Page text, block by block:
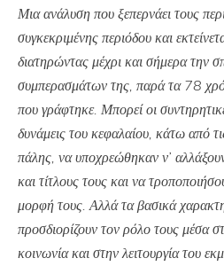
Μια ανάλυση που ξεπερνάει τους
συγκεκριμένης περιόδου και
διατηρώντας μέχρι και σήμερα την
συμπερασμάτων της, παρά τα 78
που γράφτηκε. Μπορεί οι
δυνάμεις του κεφαλαίου, κάτω από
πάλης, να υποχρεώθηκαν ν’
και τίτλους τους και να
μορφή τους. Αλλά τα βασικά
προσδιορίζουν τον ρόλο τους μέσα
κοινωνία και στην λειτουργία του